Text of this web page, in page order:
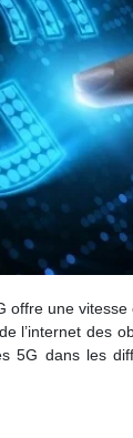
une
l’internet des
5G dans les